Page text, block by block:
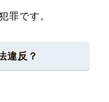
罪です。
違反？